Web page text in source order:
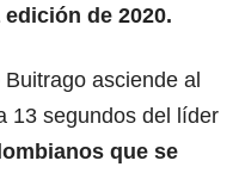
edición de 2020.
asciende al
13 segundos del líder
que se